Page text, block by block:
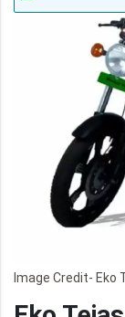
Image Credit- Eko